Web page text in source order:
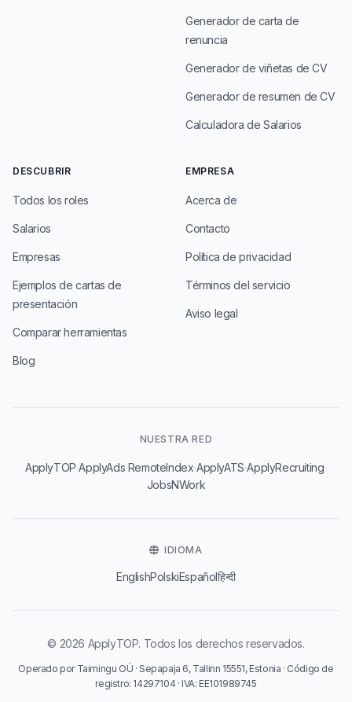
Generador de carta de
renuncia
Generador de viñetas de CV
Generador de resumen de CV
Calculadora de Salarios
DESCUBRIR
Todos los roles
Salarios
Empresas
Ejemplos de cartas de
presentación
Comparar herramientas
Blog
EMPRESA
Acerca de
Contacto
Política de privacidad
Términos del servicio
Aviso legal
NUESTRA RED
ApplyTOP·ApplyAds·RemoteIndex·ApplyATS·ApplyRecruiting·
JobsNWork
IDIOMA
EnglishPolskiEspañolहिन्दी
© 2026 ApplyTOP. Todos los derechos reservados.
Operado por Taimingu OÜ · Sepapaja 6, Tallinn 15551, Estonia · Código de
registro: 14297104 · IVA: EE101989745